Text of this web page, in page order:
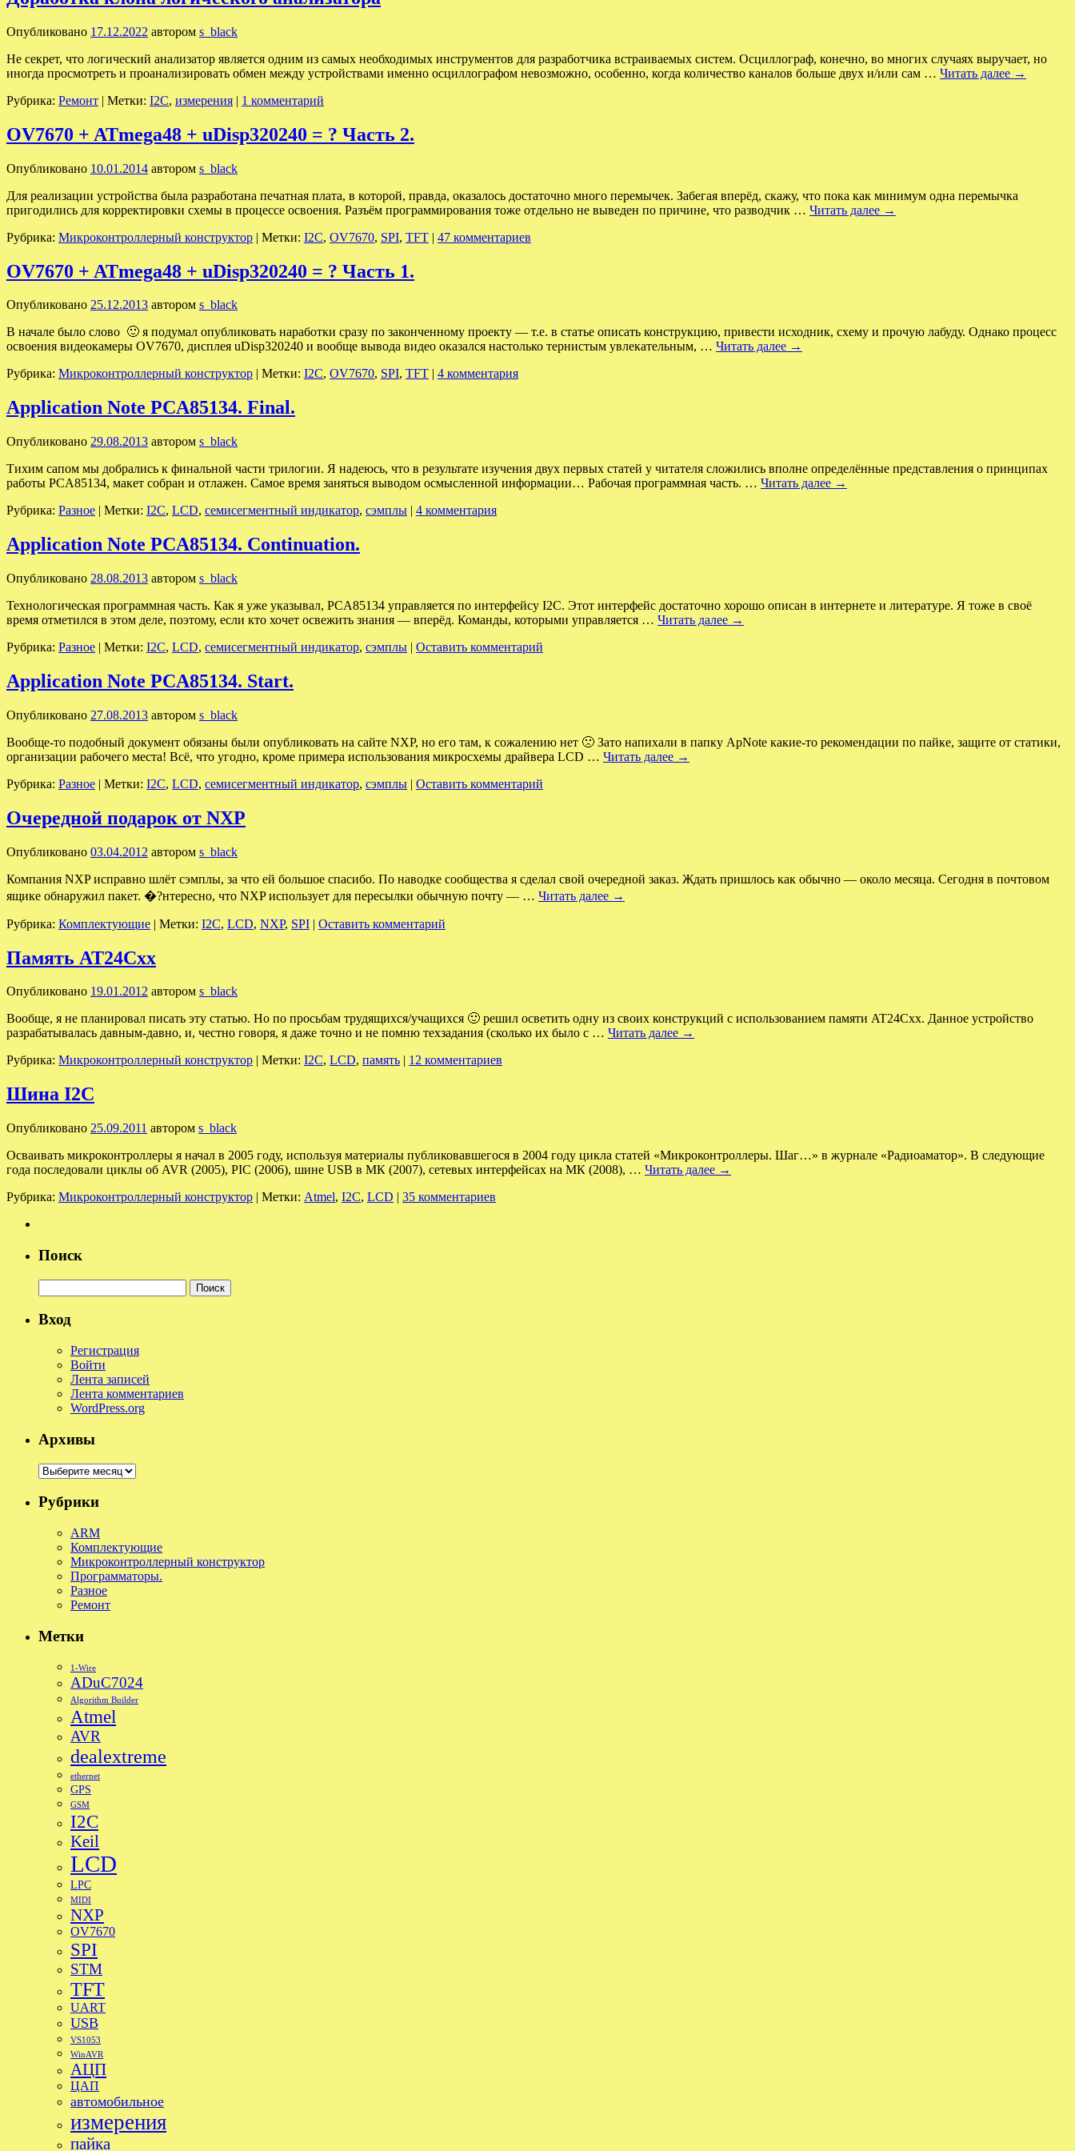
Опубликовано 17.12.2022 автором s_black
Не секрет, что логический анализатор является одним из самых необходимых инструментов для разработчика встраиваемых систем. Осциллограф, конечно, во многих случаях выручает, но
иногда просмотреть и проанализировать обмен между устройствами именно осциллографом невозможно, особенно, когда количество каналов больше двух и/или сам … Читать далее →
Рубрика: Ремонт | Метки: I2C, измерения | 1 комментарий
OV7670 + ATmega48 + uDisp320240 = ? Часть 2.
Опубликовано 10.01.2014 автором s_black
Для реализации устройства была разработана печатная плата, в которой, правда, оказалось достаточно много перемычек. Забегая вперёд, скажу, что пока как минимум одна перемычка
пригодились для корректировки схемы в процессе освоения. Разъём программирования тоже отдельно не выведен по причине, что разводчик … Читать далее →
Рубрика: Микроконтроллерный конструктор | Метки: I2C, OV7670, SPI, TFT | 47 комментариев
OV7670 + ATmega48 + uDisp320240 = ? Часть 1.
Опубликовано 25.12.2013 автором s_black
В начале было слово 🙂 я подумал опубликовать наработки сразу по законченному проекту — т.е. в статье описать конструкцию, привести исходник, схему и прочую лабуду. Однако процесс
освоения видеокамеры OV7670, дисплея uDisp320240 и вообще вывода видео оказался настолько тернистым увлекательным, … Читать далее →
Рубрика: Микроконтроллерный конструктор | Метки: I2C, OV7670, SPI, TFT | 4 комментария
Application Note PCA85134. Final.
Опубликовано 29.08.2013 автором s_black
Тихим сапом мы добрались к финальной части трилогии. Я надеюсь, что в результате изучения двух первых статей у читателя сложились вполне определённые представления о принципах
работы PCA85134, макет собран и отлажен. Самое время заняться выводом осмысленной информации… Рабочая программная часть. … Читать далее →
Рубрика: Разное | Метки: I2C, LCD, семисегментный индикатор, сэмплы | 4 комментария
Application Note PCA85134. Continuation.
Опубликовано 28.08.2013 автором s_black
Технологическая программная часть. Как я уже указывал, PCA85134 управляется по интерфейсу I2C. Этот интерфейс достаточно хорошо описан в интернете и литературе. Я тоже в своё
время отметился в этом деле, поэтому, если кто хочет освежить знания — вперёд. Команды, которыми управляется … Читать далее →
Рубрика: Разное | Метки: I2C, LCD, семисегментный индикатор, сэмплы | Оставить комментарий
Application Note PCA85134. Start.
Опубликовано 27.08.2013 автором s_black
Вообще-то подобный документ обязаны были опубликовать на сайте NXP, но его там, к сожалению нет 🙁 Зато напихали в папку ApNote какие-то рекомендации по пайке, защите от статики,
организации рабочего места! Всё, что угодно, кроме примера использования микросхемы драйвера LCD … Читать далее →
Рубрика: Разное | Метки: I2C, LCD, семисегментный индикатор, сэмплы | Оставить комментарий
Очередной подарок от NXP
Опубликовано 03.04.2012 автором s_black
Компания NXP исправно шлёт сэмплы, за что ей большое спасибо. По наводке сообщества я сделал свой очередной заказ. Ждать пришлось как обычно — около месяца. Сегодня в почтовом
ящике обнаружил пакет. �?нтересно, что NXP использует для пересылки обычную почту — … Читать далее →
Рубрика: Комплектующие | Метки: I2C, LCD, NXP, SPI | Оставить комментарий
Память AT24Cxx
Опубликовано 19.01.2012 автором s_black
Вообще, я не планировал писать эту статью. Но по просьбам трудящихся/учащихся 🙂 решил осветить одну из своих конструкций с использованием памяти AT24Cxx. Данное устройство
разрабатывалась давным-давно, и, честно говоря, я даже точно и не помню техзадания (сколько их было с … Читать далее →
Рубрика: Микроконтроллерный конструктор Метки: I2C, LCD, память 12 комментариев
Шина I2C
Опубликовано 25.09.2011 автором s_black
Осваивать микроконтроллеры я начал в 2005 году, используя материалы публиковавшегося в 2004 году цикла статей «Микроконтроллеры. Шаг…» в журнале «Радиоаматор». В следующие
года последовали циклы об AVR (2005), PIC (2006), шине USB в МК (2007), сетевых интерфейсах на МК (2008), … Читать далее →
Рубрика: Микроконтроллерный конструктор | Метки: Atmel, I2C, LCD | 35 комментариев
Поиск
Вход
Регистрация
Войти
Лента записей
Лента комментариев
WordPress.org
Архивы
Архивы
Рубрики
ARM
Комплектующие
Микроконтроллерный конструктор
Программаторы.
Разное
Ремонт
Метки
1-Wire
ADuC7024
Algorithm Builder
Atmel
AVR
dealextreme
ethernet
GPS
GSM
I2C
Keil
LCD
LPC
MIDI
NXP
OV7670
SPI
STM
TFT
UART
USB
VS1053
WinAVR
АЦП
ЦАП
автомобильное
измерения
пайка